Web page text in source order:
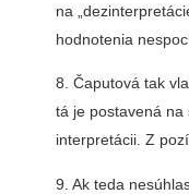
na
hodnotenia
8. Čaputová tak
tá je postavená na
interpretácii. Z
9. Ak teda